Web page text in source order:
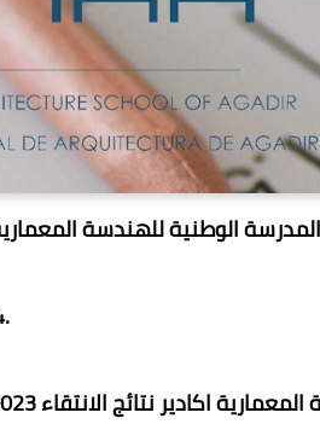
اكادير نتائج الانتقاء